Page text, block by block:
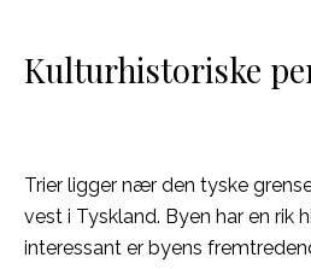
Kulturhistoriske
Trier ligger nær den tyske
vest i Tyskland. Byen har en rik
interessant er byens